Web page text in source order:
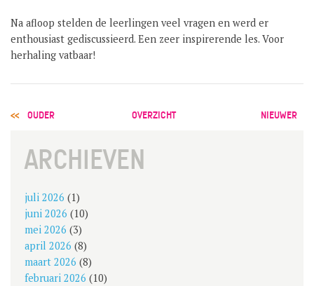
Na afloop stelden de leerlingen veel vragen en werd er
enthousiast gediscussieerd. Een zeer inspirerende les. Voor
herhaling vatbaar!
POST
NAVIGATION
OUDER OVERZICHT NIEUWER
ARCHIEVEN
juli 2026 (1)
juni 2026 (10)
mei 2026 (3)
april 2026 (8)
maart 2026 (8)
februari 2026 (10)